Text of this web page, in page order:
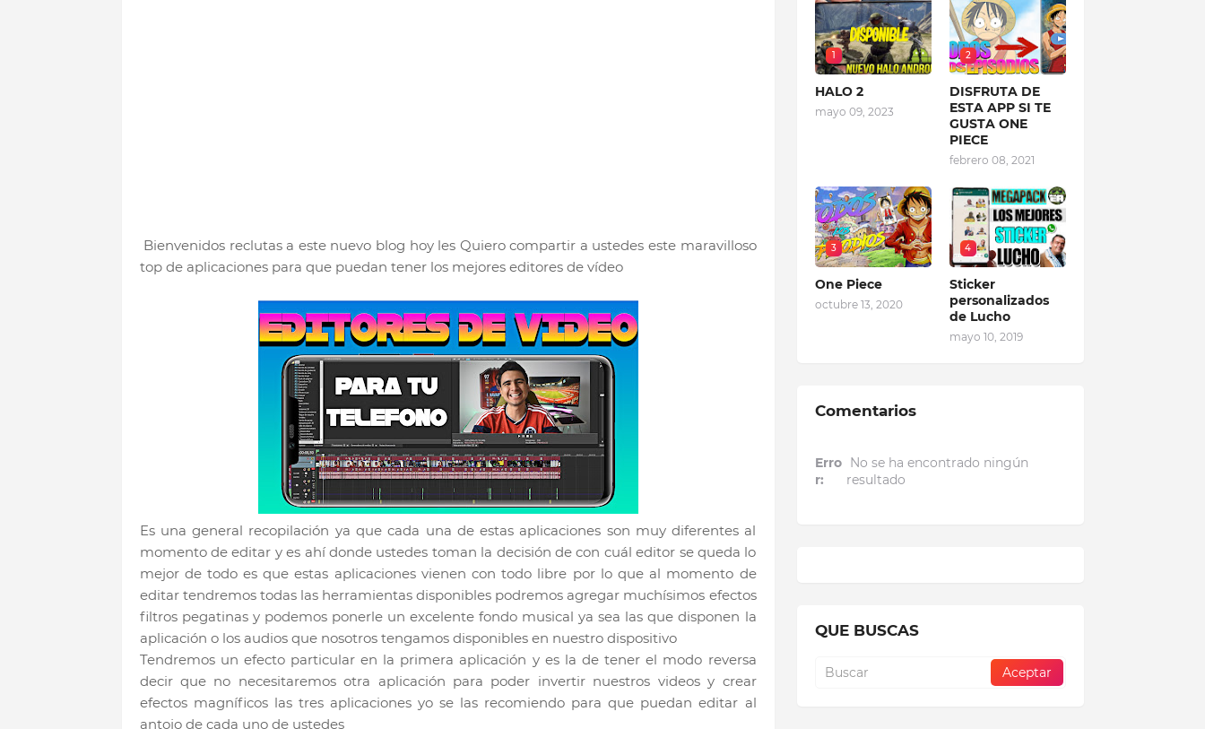
Bienvenidos reclutas a este nuevo blog hoy les Quiero compartir a ustedes este maravilloso
top de aplicaciones para que puedan tener los mejores editores de vídeo
Es una general recopilación ya que cada una de estas aplicaciones son muy diferentes al
momento de editar y es ahí donde ustedes toman la decisión de con cuál editor se queda lo
mejor de todo es que estas aplicaciones vienen con todo libre por lo que al momento de
editar tendremos todas las herramientas disponibles podremos agregar muchísimos efectos
filtros pegatinas y podemos ponerle un excelente fondo musical ya sea las que disponen la
aplicación o los audios que nosotros tengamos disponibles en nuestro dispositivo
Tendremos un efecto particular en la primera aplicación y es la de tener el modo reversa
decir que no necesitaremos otra aplicación para poder invertir nuestros videos y crear
efectos magníficos las tres aplicaciones yo se las recomiendo para que puedan editar al
antojo de cada uno de ustedes
1
HALO 2
mayo 09, 2023
2
DISFRUTA DE
ESTA APP SI TE
GUSTA ONE
PIECE
febrero 08, 2021
3
One Piece
octubre 13, 2020
4
Sticker
personalizados
de Lucho
mayo 10, 2019
Comentarios
Erro
r:
No se ha encontrado ningún
resultado
QUE BUSCAS